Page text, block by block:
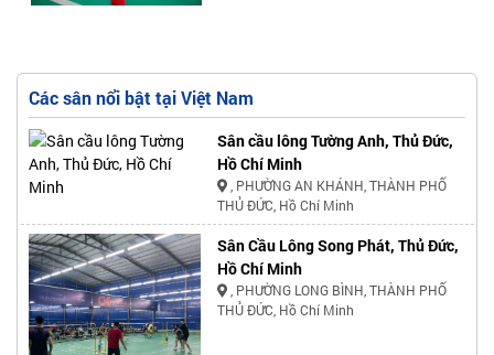
Các sân nổi bật tại Việt Nam
Sân cầu lông Tường Anh, Thủ Đức,
Hồ Chí Minh
, PHƯỜNG AN KHÁNH, THÀNH PHỐ
THỦ ĐỨC, Hồ Chí Minh
Sân Cầu Lông Song Phát, Thủ Đức,
Hồ Chí Minh
, PHƯỜNG LONG BÌNH, THÀNH PHỐ
THỦ ĐỨC, Hồ Chí Minh